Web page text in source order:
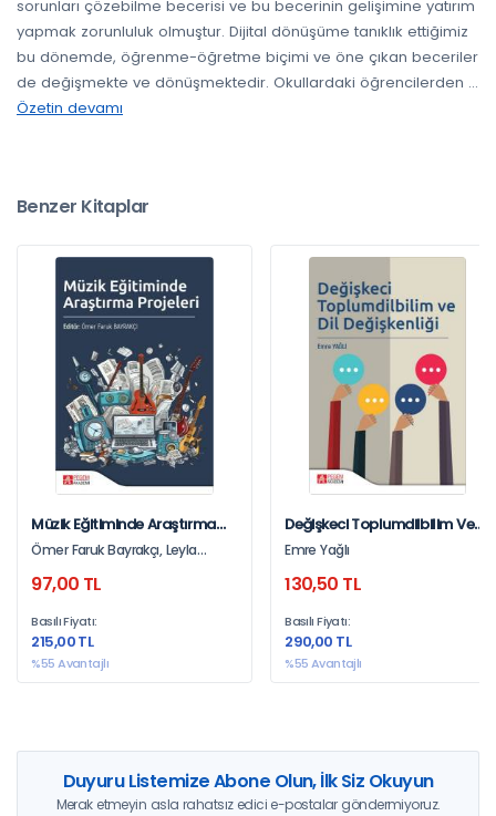
sorunları çözebilme becerisi ve bu becerinin gelişimine yatırım
yapmak zorunluluk olmuştur. Dijital dönüşüme tanıklık ettiğimiz
bu dönemde, öğrenme-öğretme biçimi ve öne çıkan beceriler
de değişmekte ve dönüşmektedir. Okullardaki öğrencilerden ...
Özetin devamı
Benzer Kitaplar
Müzik Eğitiminde Araştırma
Projeleri
Ömer Faruk Bayrakçı, Leyla
Firdevs Nur Algül, Daniel Tavit,
Bayram, Zeynep Işılak, Dilek
Buldu
97,00 TL
Basılı Fiyatı:
215,00 TL
%55 Avantajlı
Değişkeci Toplumdilbilim Ve
Dil Değişkenliği
Emre Yağlı
130,50 TL
Basılı Fiyatı:
290,00 TL
%55 Avantajlı
Duyuru Listemize Abone Olun, İlk Siz Okuyun
Merak etmeyin asla rahatsız edici e-postalar göndermiyoruz.